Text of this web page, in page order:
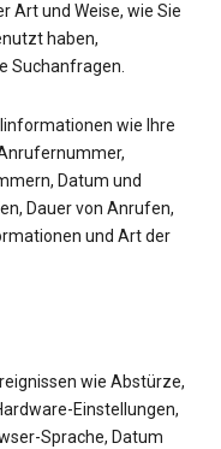
Art und Weise, wie Sie
haben,
Suchanfragen.
wie Ihre
Datum und
Dauer von Anrufen,
und Art der
wie Abstürze,
Einstellungen,
Sprache, Datum